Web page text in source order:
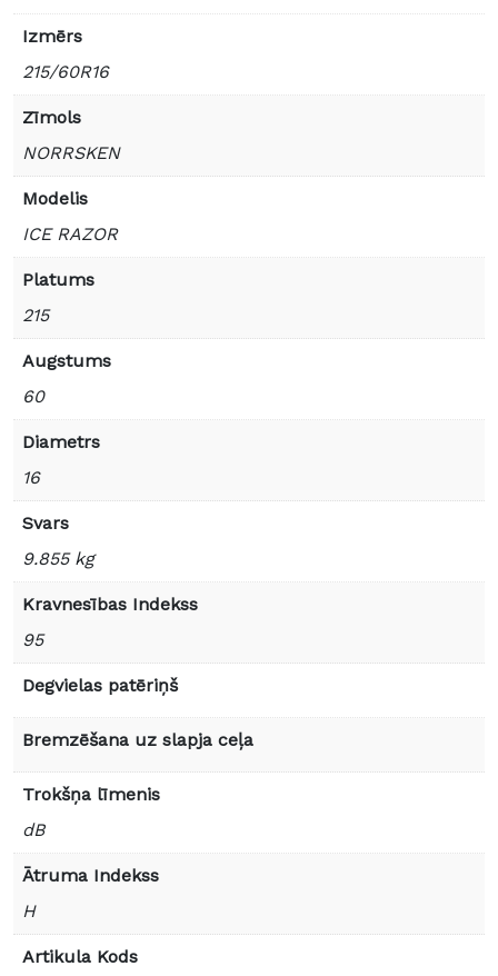
Izmērs
215/60R16
Zīmols
NORRSKEN
Modelis
ICE RAZOR
Platums
215
Augstums
60
Diametrs
16
Svars
9.855 kg
Kravnesības Indekss
95
Degvielas patēriņš
Bremzēšana uz slapja ceļa
Trokšņa līmenis
dB
Ātruma Indekss
H
Artikula Kods